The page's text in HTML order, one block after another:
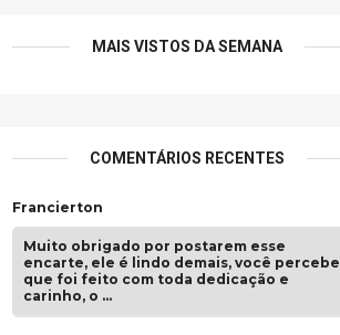
MAIS VISTOS DA SEMANA
COMENTÁRIOS RECENTES
Francierton
Muito obrigado por postarem esse
encarte, ele é lindo demais, você percebe
que foi feito com toda dedicação e
carinho, o …